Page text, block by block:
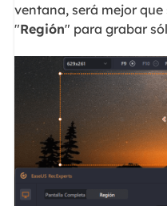
ventana, será mejor
"Región" para grabar